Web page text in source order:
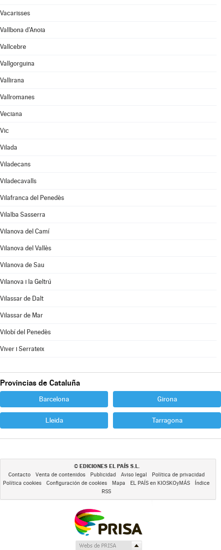
Vacarisses
Vallbona d'Anoia
Vallcebre
Vallgorguina
Vallirana
Vallromanes
Veciana
Vic
Vilada
Viladecans
Viladecavalls
Vilafranca del Penedès
Vilalba Sasserra
Vilanova del Camí
Vilanova del Vallès
Vilanova de Sau
Vilanova i la Geltrú
Vilassar de Dalt
Vilassar de Mar
Vilobí del Penedès
Viver i Serrateix
Provincias de Cataluña
Barcelona Girona
Lleida Tarragona
© EDICIONES EL PAÍS S.L.
Contacto Venta de contenidos Publicidad Aviso legal
Política de privacidad
Política cookies
Configuración de cookies Mapa EL PAÍS en KIOSKOyMÁS
Índice
RSS